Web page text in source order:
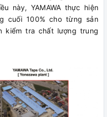
này, YAMAWA thực hiện
cuối 100% cho từng sản
kiểm tra chất lượng trung